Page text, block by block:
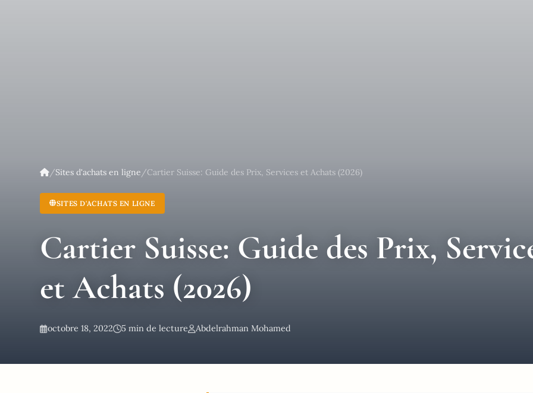
/Sites d'achats en ligne/Cartier Suisse: Guide des Prix, Services et Achats (2026)
SITES D'ACHATS EN LIGNE
Cartier Suisse: Guide des Prix,
et Achats (2026)
octobre 18, 2022 5 min de lecture Abdelrahman Mohamed